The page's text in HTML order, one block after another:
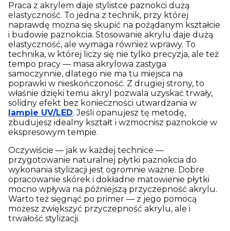
Praca z akrylem daje stylistce paznokci dużą
elastyczność. To jedna z technik, przy której
naprawdę można się skupić na pożądanym kształcie
i budowie paznokcia. Stosowanie akrylu daje dużą
elastyczność, ale wymaga również wprawy. To
technika, w której liczy się nie tylko precyzja, ale też
tempo pracy — masa akrylowa zastyga
samoczynnie, dlatego nie ma tu miejsca na
poprawki w nieskończoność. Z drugiej strony, to
właśnie dzięki temu akryl pozwala uzyskać trwały,
solidny efekt bez konieczności utwardzania w
lampie UV/LED. Jeśli opanujesz tę metodę,
zbudujesz idealny kształt i wzmocnisz paznokcie w
ekspresowym tempie.
Oczywiście — jak w każdej technice —
przygotowanie naturalnej płytki paznokcia do
wykonania stylizacji jest ogromnie ważne. Dobre
opracowanie skórek i dokładne matowienie płytki
mocno wpływa na późniejszą przyczepność akrylu.
Warto też sięgnąć po primer — z jego pomocą
możesz zwiększyć przyczepność akrylu, ale i
trwałość stylizacji.